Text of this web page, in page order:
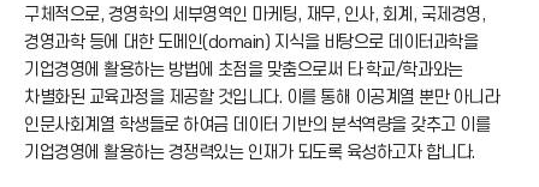
구체적으로, 경영학의 세부영역인 마케팅, 재무, 인사, 회계, 국제경영,
경영과학 등에 대한 도메인(domain) 지식을 바탕으로 데이터과학을
기업경영에 활용하는 방법에 초점을 맞춤으로써 타 학교/학과와는
차별화된 교육과정을 제공할 것입니다. 이를 통해 이공계열 뿐만 아니라
인문사회계열 학생들로 하여금 데이터 기반의 분석역량을 갖추고 이를
기업경영에 활용하는 경쟁력있는 인재가 되도록 육성하고자 합니다.